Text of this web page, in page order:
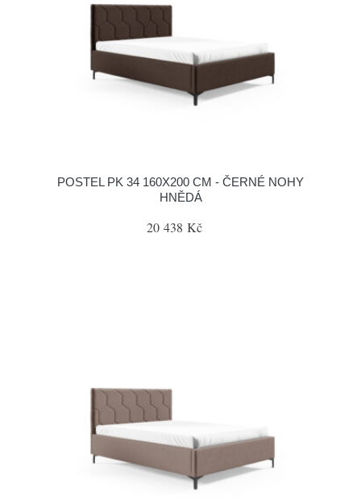
POSTEL PK 34 160X200 CM - ČERNÉ NOHY
HNĚDÁ
20 438 Kč